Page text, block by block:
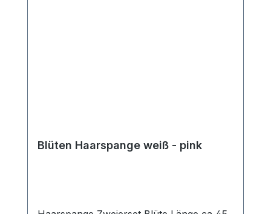
Blüten Haarspange weiß - pink